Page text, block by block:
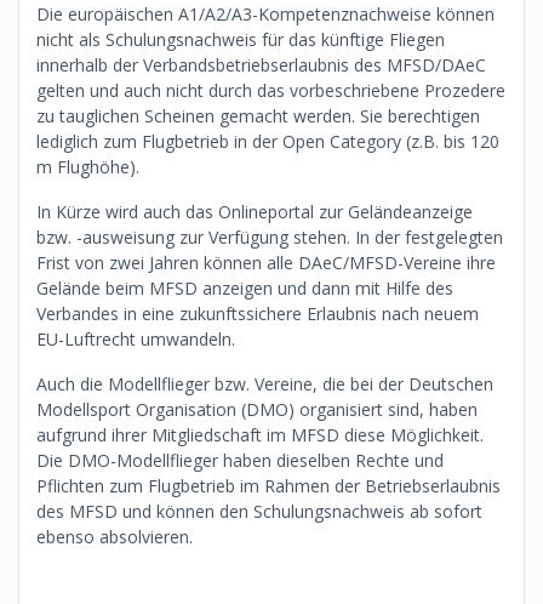
Die europäischen A1/A2/A3-Kompetenznachweise können
nicht als Schulungsnachweis für das künftige Fliegen
innerhalb der Verbandsbetriebserlaubnis des MFSD/DAeC
gelten und auch nicht durch das vorbeschriebene Prozedere
zu tauglichen Scheinen gemacht werden. Sie berechtigen
lediglich zum Flugbetrieb in der Open Category (z.B. bis 120
m Flughöhe).
In Kürze wird auch das Onlineportal zur Geländeanzeige
bzw. -ausweisung zur Verfügung stehen. In der festgelegten
Frist von zwei Jahren können alle DAeC/MFSD-Vereine ihre
Gelände beim MFSD anzeigen und dann mit Hilfe des
Verbandes in eine zukunftssichere Erlaubnis nach neuem
EU-Luftrecht umwandeln.
Auch die Modellflieger bzw. Vereine, die bei der Deutschen
Modellsport Organisation (DMO) organisiert sind, haben
aufgrund ihrer Mitgliedschaft im MFSD diese Möglichkeit.
Die DMO-Modellflieger haben dieselben Rechte und
Pflichten zum Flugbetrieb im Rahmen der Betriebserlaubnis
des MFSD und können den Schulungsnachweis ab sofort
ebenso absolvieren.